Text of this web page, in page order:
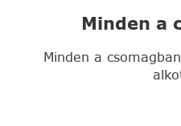
Minden a
Minden a